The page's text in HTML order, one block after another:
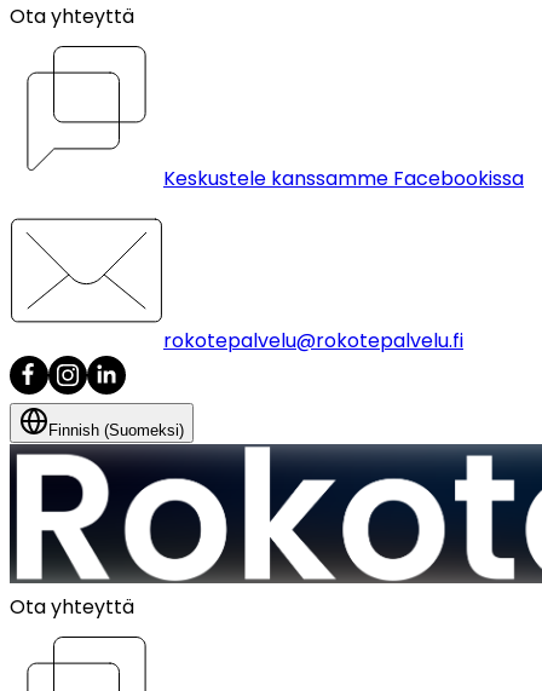
Ota yhteyttä
Keskustele kanssamme Facebookissa
rokotepalvelu@rokotepalvelu.fi
Finnish (Suomeksi)
Ota yhteyttä